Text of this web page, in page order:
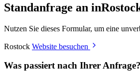
Standanfrage an
Nutzen Sie dieses Formular, um eine
Rostock Website besuchen
Was passiert nach Ihrer Anfrage?